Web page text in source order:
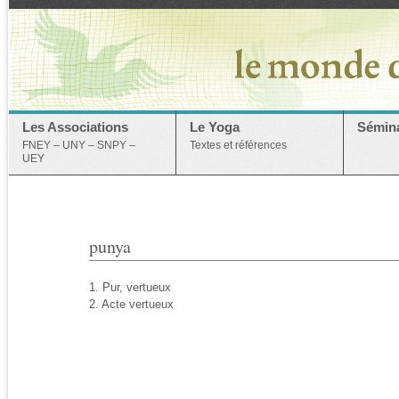
Les Associations
FNEY – UNY – SNPY –
UEY
Le Yoga
Textes et références
punya
1. Pur, vertueux
2. Acte vertueux